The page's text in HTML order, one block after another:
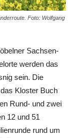
Foto: Wolfgang
Sachsen-
werden das
sein. Die
Kloster Buch
Rund- und zwei
12 und 51
rund um